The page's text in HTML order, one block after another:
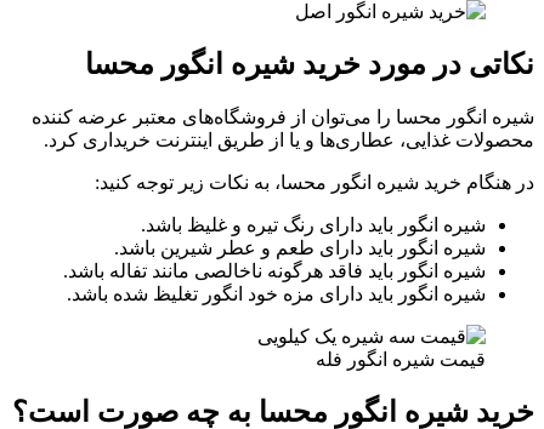
نکاتی در مورد خرید شیره انگور محسا
شیره انگور محسا را می‌توان از فروشگاه‌های معتبر عرضه کننده
محصولات غذایی، عطاری‌ها و یا از طریق اینترنت خریداری کرد.
در هنگام خرید شیره انگور محسا، به نکات زیر توجه کنید:
شیره انگور باید دارای رنگ تیره و غلیظ باشد.
شیره انگور باید دارای طعم و عطر شیرین باشد.
شیره انگور باید فاقد هرگونه ناخالصی مانند تفاله باشد.
شیره انگور باید دارای مزه خود انگور تغلیظ شده باشد.
قیمت شیره انگور فله
خرید شیره انگور محسا به چه صورت است؟